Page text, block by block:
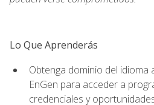
Lo Que Aprenderás
Obtenga dominio del idioma
EnGen para acceder a
credenciales y